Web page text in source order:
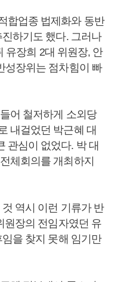
합업종 법제화와 동반
하기도 했다. 그러나
유장희 2대 위원장, 안
성장위는 점차힘이 빠
어 철저하게 소외당
내걸었던 박근혜 대
관심이 없었다. 박 대
체회의를 개최하지
역시 이런 기류가 반
원장의 전임자였던 유
을 찾지 못해 임기만